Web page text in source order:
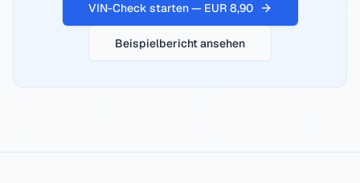
VIN-Check starten — EUR 8,90
Beispielbericht ansehen